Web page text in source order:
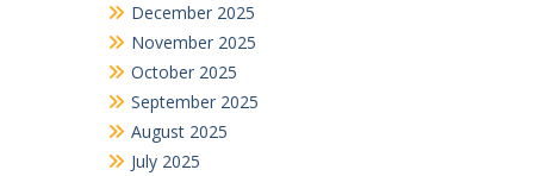
December 2025
November 2025
October 2025
September 2025
August 2025
July 2025